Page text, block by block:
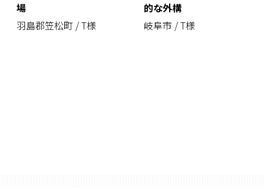
場
羽島郡笠松町 / T様
的な外構
岐阜市 / T様